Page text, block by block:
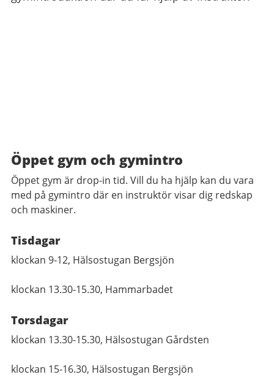
Öppet gym och gymintro
Öppet gym är drop-in tid. Vill du ha hjälp kan du vara
med på gymintro där en instruktör visar dig redskap
och maskiner.
Tisdagar
klockan 9-12, Hälsostugan Bergsjön
klockan 13.30-15.30, Hammarbadet
Torsdagar
klockan 13.30-15.30, Hälsostugan Gårdsten
klockan 15-16.30, Hälsostugan Bergsjön